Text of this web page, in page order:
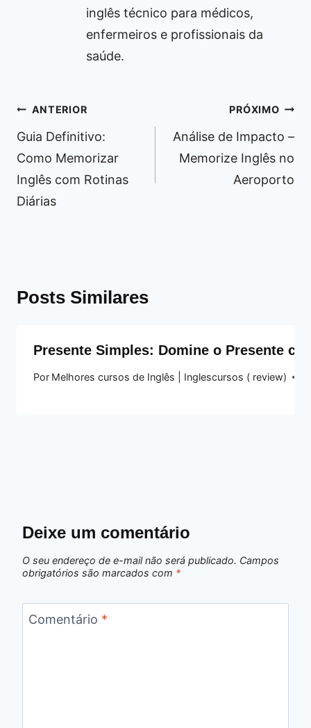
inglês técnico para médicos,
enfermeiros e profissionais da
saúde.
Navegação
de
Post
ANTERIOR
Guia Definitivo:
Como Memorizar
Inglês com Rotinas
Diárias
PRÓXIMO
Análise de Impacto –
Memorize Inglês no
Aeroporto
Posts Similares
Presente Simples: Domine o Presente
Por Melhores cursos de Inglês | Inglescursos ( review)
Deixe um comentário
O seu endereço de e-mail não será publicado. Campos
obrigatórios são marcados com *
Comentário *